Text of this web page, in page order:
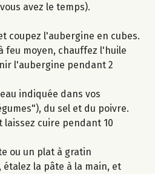
avez le temps).
coupez l'aubergine en cubes.
feu moyen, chauffez l'huile
l'aubergine pendant 2
indiquée dans vos
du sel et du poivre.
laissez cuire pendant 10
ou un plat à gratin
la pâte à la main, et